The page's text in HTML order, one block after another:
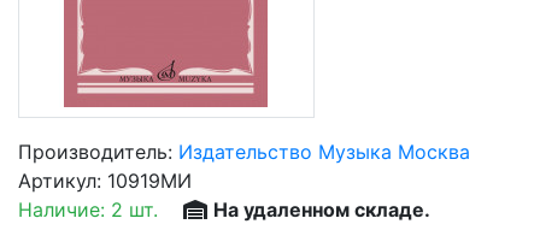
Производитель: Издательство Музыка Москва
Артикул: 10919МИ
Наличие: 2 шт. На удаленном складе.